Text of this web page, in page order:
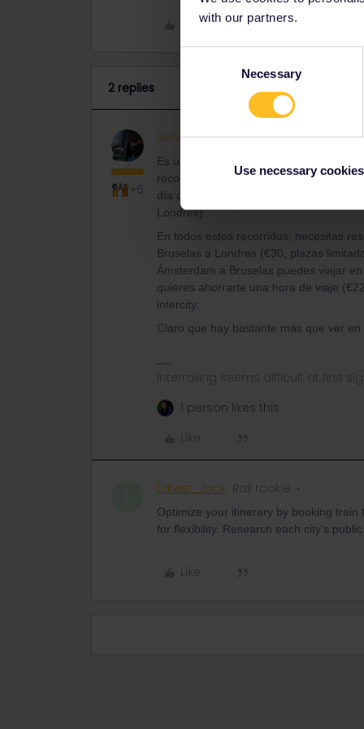
with our partners.
Necessary
Use necessary
Like
2 replies
+6
Schelte Full steam ahead
Es un recorrido bastante típico - pero si
recorrido que propones tienes trenes
día de viaje para cada viaje (4: Praga-
Londres).
En todos estos recorridos, necesitas
Bruselas a Londres (€30, plazas
Ámsterdam a Bruselas puedes viajar
quieres ahorrarte una hora de viaje
intercity.
Claro que hay bastante más que ver
Interrailing seems difficult at first
1 person likes this
Like
Latest_Jack Rail rookie
Optimize your itinerary by booking
for flexibility. Research each city's
Like